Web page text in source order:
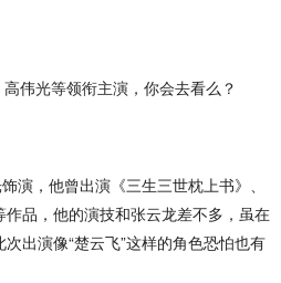
演，他曾出演《三生三世枕上书》、
作品，他的演技和张云龙差不多，虽在
出演像“楚云飞”这样的角色恐怕也有